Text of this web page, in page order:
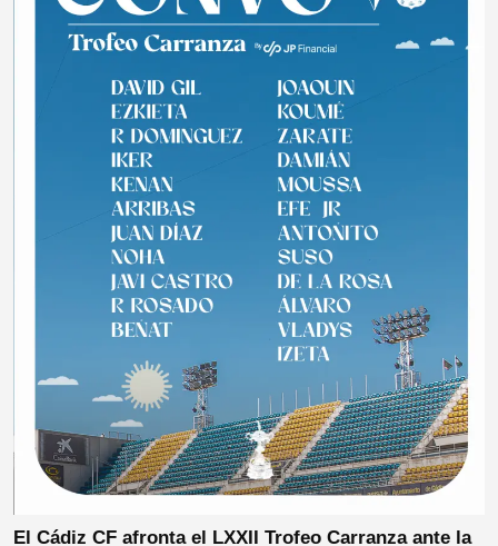
El Cádiz CF afronta el LXXII Trofeo Carranza ante la